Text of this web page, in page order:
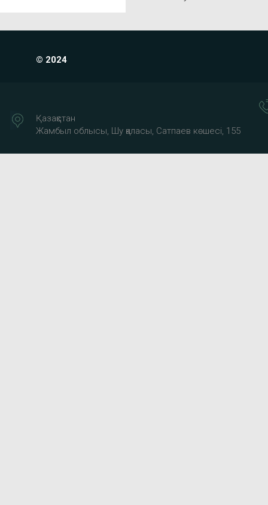
© 2024
Қазақстан
Жамбыл облысы, Шу қаласы, Сатпаев көшесі, 155